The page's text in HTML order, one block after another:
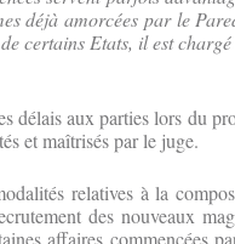
déjà amorcées par le
certains Etats, il est
délais aux parties lors du
et maîtrisés par le juge.
relatives à la
des nouveaux
affaires commencées